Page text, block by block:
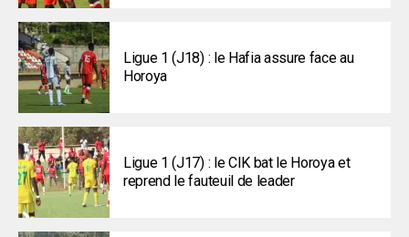
Ligue 1 (J18) : le Hafia assure face au
Horoya
Ligue 1 (J17) : le CIK bat le Horoya et
reprend le fauteuil de leader